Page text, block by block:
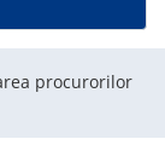
procurorilor